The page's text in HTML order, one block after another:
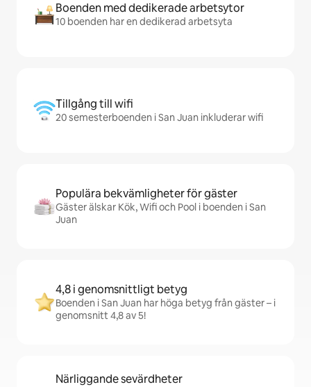
Boenden med dedikerade arbetsytor
10 boenden har en dedikerad arbetsyta
Tillgång till wifi
20 semesterboenden i San Juan inkluderar wifi
Populära bekvämligheter för gäster
Gäster älskar Kök, Wifi och Pool i boenden i San
Juan
4,8 i genomsnittligt betyg
Boenden i San Juan har höga betyg från gäster – i
genomsnitt 4,8 av 5!
Närliggande sevärdheter